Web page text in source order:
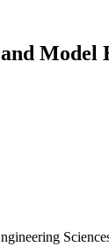
Model